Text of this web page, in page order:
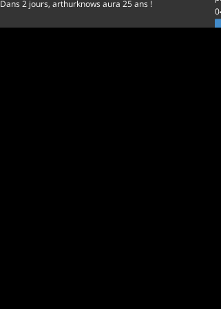
Dans 2 jours, arthurknows aura 25 ans !